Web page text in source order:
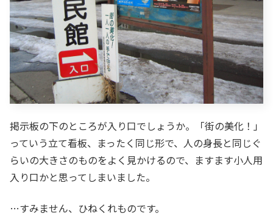
掲示板の下のところが入り口でしょうか。「街の美化！」
っていう立て看板、まったく同じ形で、人の身長と同じぐ
らいの大きさのものをよく見かけるので、ますます小人用
入り口かと思ってしまいました。
…すみません、ひねくれものです。